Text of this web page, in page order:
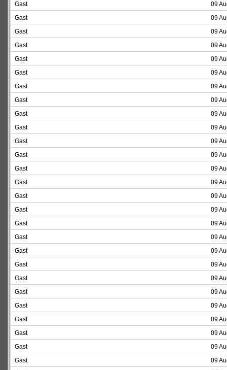
Gast
09
Gast
09
Gast
09
Gast
09
Gast
09
Gast
09
Gast
09
Gast
09
Gast
09
Gast
09
Gast
09
Gast
09
Gast
09
Gast
09
Gast
09
Gast
09
Gast
09
Gast
09
Gast
09
Gast
09
Gast
09
Gast
09
Gast
09
Gast
09
Gast
09
Gast
09
Gast
09